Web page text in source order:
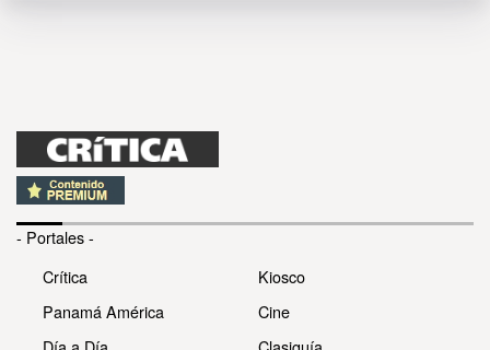
- Portales -
Crítica
Panamá América
Kiosco
Cine